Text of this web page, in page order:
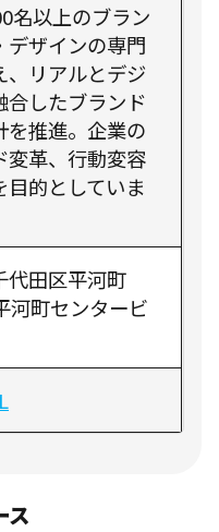
名以上のブラン
デザインの専門
、リアルとデジ
合したブランド
を推進。企業の
変革、行動変容
目的としていま
代田区平河町
河町センタービ
ス